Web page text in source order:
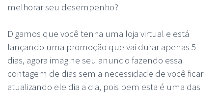
melhorar seu desempenho?
Digamos que você tenha uma loja virtual e está
lançando uma promoção que vai durar apenas 5
dias, agora imagine seu anuncio fazendo essa
contagem de dias sem a necessidade de você ficar
atualizando ele dia a dia, pois bem esta é uma das